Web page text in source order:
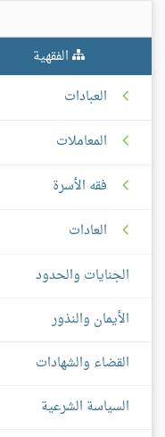
الفقهية
العبادات
المعاملات
فقه الأسرة
العادات
الجنايات والحدود
الأيمان والنذور
القضاء والشهادات
السياسة الشرعية